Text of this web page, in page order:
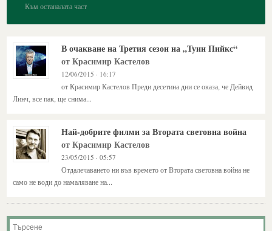
Към останалата част
В очакване на Третия сезон на „Туин Пийкс“
от Красимир Кастелов
12/06/2015 · 16:17
от Красимир Кастелов Преди десетина дни се оказа, че Дейвид
Линч, все пак, ще снима...
Най-добрите филми за Втората световна война
от Красимир Кастелов
23/05/2015 · 05:57
Отдалечаването ни във времето от Втората световна война не
само не води до намаляване на...